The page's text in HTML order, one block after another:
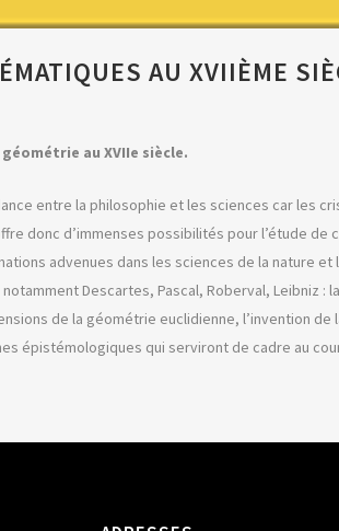
AU XVIIÈME
au XVIIe siècle.
entre la philosophie et les sciences car les
donc d’immenses possibilités pour l’étude de
advenues dans les sciences de la nature
Descartes, Pascal, Roberval, Leibniz
de la géométrie euclidienne, l’invention
épistémologiques qui serviront de cadre au